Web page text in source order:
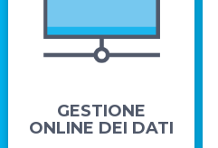
GESTIONE
ONLINE DEI DATI